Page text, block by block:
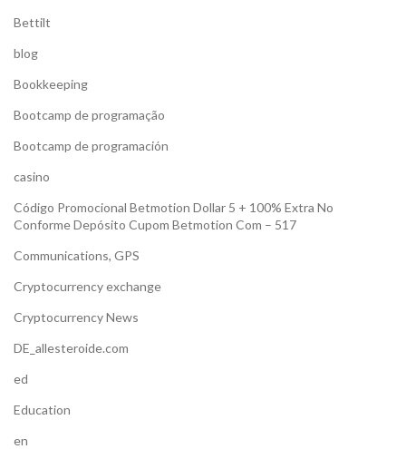
Bettilt
blog
Bookkeeping
Bootcamp de programação
Bootcamp de programación
casino
Código Promocional Betmotion Dollar 5 + 100% Extra No
Conforme Depósito Cupom Betmotion Com – 517
Communications, GPS
Cryptocurrency exchange
Cryptocurrency News
DE_allesteroide.com
ed
Education
en